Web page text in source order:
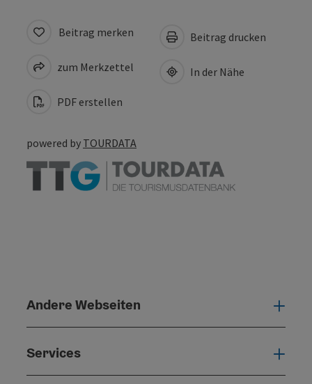
Beitrag merken
zum Merkzettel
PDF erstellen
Beitrag drucken
In der Nähe
powered by TOURDATA
Andere Webseiten
Services